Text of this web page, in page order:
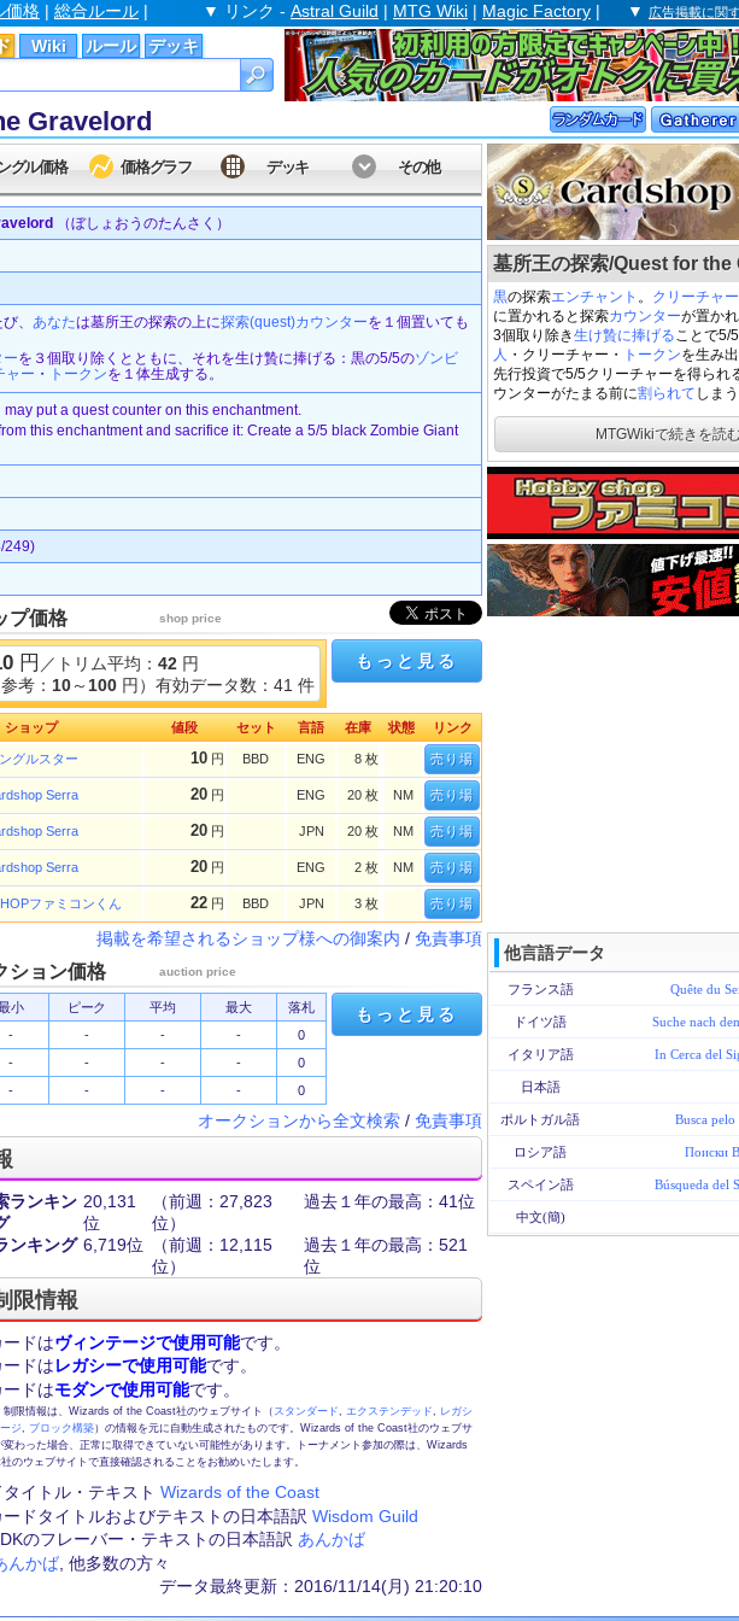
Wiki ルール デッキ
価格 | 総合ルール | ▼ リンク - Astral Guild | MTG Wiki | Magic Factory | ▼ 広告掲載に関
Gravelord
墓所王の探索/Quest for the
黒の探索エンチャント 。 クリーチャー
に置かれると探索カウンターが置か
3個取り除き生け贄に捧げることで5/
人 ・クリーチャー・ トークンを生み
先行投資で5/5クリーチャーを得られ
ウンターがたまる前に割られて しま
MTGWikiで続きを読
他言語データ
フランス語 Quête du
ドイツ語 Suche nach
イタリア語 In Cerca del
日本語
ポルトガル語 Busca
ロシア語 Поиски
スペイン語 Búsqueda del
中文(簡)
グル価格 価格グラフ デッキ その他
（ぼしょおうのたんさく）
、 あなたは墓所王の探索の上に探索(quest)カウンターを１個置いても
ーを３個取り除くとともに、それを生け贄に捧げる：黒の5/5のゾンビ
ャー ・ トークンを１体生成する。
put a quest counter on this enchantment.
this enchantment and sacrifice it: Create a 5/5 black Zombie Giant
249)
プ価格 shop price
円 ／トリム平均： 42 円
考： 10～ 100 円）有効データ数：41 件
もっと見る
ショップ 値段 セット 言語 在庫 状態 リンク
グルスター 10 円 BBD ENG 8 枚 売り場
Serra 20 円 ENG 20 枚 NM 売り場
Serra 20 円 JPN 20 枚 NM 売り場
Serra 20 円 ENG 2 枚 NM 売り場
ファミコンくん 22 円 BBD JPN 3 枚 売り場
掲載を希望されるショップ様への御案内 / 免責事項
ション価格 auction price
小 ピーク 平均 最大
落札
-
- - -
0
-
- - -
0
-
- - - 0
もっと見る
オークションから全文検索 / 免責事項
ランキン 20,131
位
（前週：27,823
位）
過去１年の最高：41位
ンキング 6,719位
（前週：12,115
位）
過去１年の最高：521
位
限情報
ドはヴィンテージで使用可能です。
ドはレガシーで使用可能です。
ドはモダンで使用可能です。
限情報は、Wizards of the Coast社のウェブサイト（ スタンダード,エクステンデッド, レガシ
ジ, ブロック構築）の情報を元に自動生成されたものです。Wizards of the Coast社のウェブサ
変わった場合、正常に取得できていない可能性があります。トーナメント参加の際は、Wizards
のウェブサイトで直接確認されることをお勧めいたします。
イトル・テキスト Wizards of the Coast
ドタイトルおよびテキストの日本語訳 Wisdom Guild
のフレーバー・テキストの日本語訳 あんかば
んかば, 他多数の方々
データ最終更新：2016/11/14(月) 21:20:10